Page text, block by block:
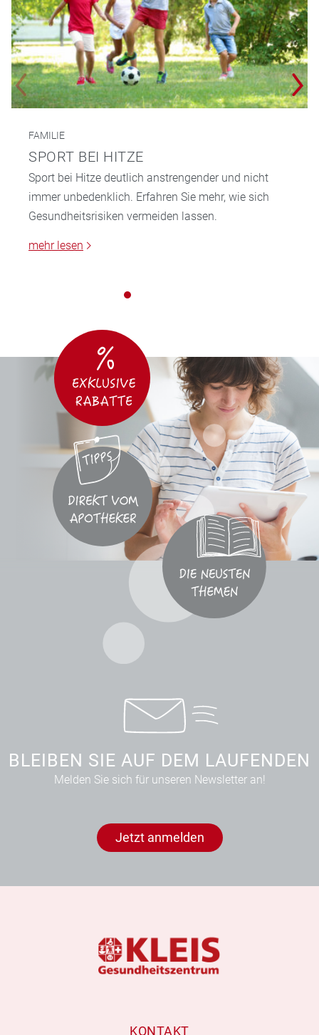
FAMILIE
SPORT BEI HITZE
Sport bei Hitze deutlich anstrengender und nicht
immer unbedenklich. Erfahren Sie mehr, wie sich
Gesundheitsrisiken vermeiden lassen.
mehr lesen
BLEIBEN SIE AUF DEM LAUFENDEN
Melden Sie sich für unseren Newsletter an!
Jetzt anmelden
KONTAKT